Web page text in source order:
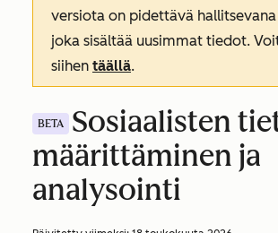
versiota on pidettävä
joka sisältää uusimmat tiedot.
siihen täällä.
BETA
Sosiaalisten
määrittäminen ja
analysointi